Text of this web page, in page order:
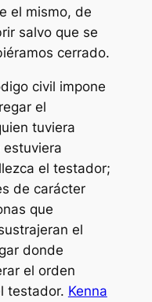
el mismo, de
salvo que se
cerrado.
civil impone
el
tuviera
el testador;
de carácter
que
el
donde
el orden
testador. Kenna